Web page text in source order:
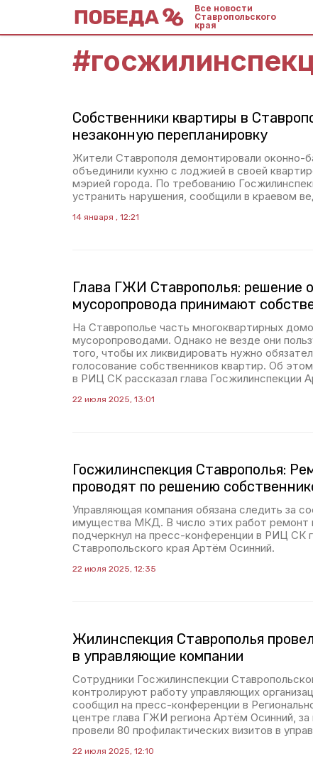
Все новости
Ставропольского
края
#
Собственники квартиры в
незаконную перепланировку
Жители Ставрополя демонтировали оконно-
объединили кухню с лоджией в своей
мэрией города. По требованию
устранить нарушения, сообщили в краевом
14 января , 12:21
Глава ГЖИ Ставрополья: решение
мусоропровода принимают
На Ставрополье часть многоквартирных
мусоропроводами. Однако не везде они
того, чтобы их ликвидировать нужно
голосование собственников квартир. Об
в РИЦ СК рассказал глава Госжилинспекции
22 июля 2025, 13:01
Госжилинспекция Ставрополья:
проводят по решению
Управляющая компания обязана следить за
имущества МКД. В число этих работ ремонт
подчеркнул на пресс-конференции в РИЦ СК
Ставропольского края Артём Осинний.
22 июля 2025, 12:35
Жилинспекция Ставрополья
в управляющие компании
Сотрудники Госжилинспекции
контролируют работу управляющих
сообщил на пресс-конференции в
центре глава ГЖИ региона Артём Осинний, за
провели 80 профилактических визитов в
22 июля 2025, 12:10